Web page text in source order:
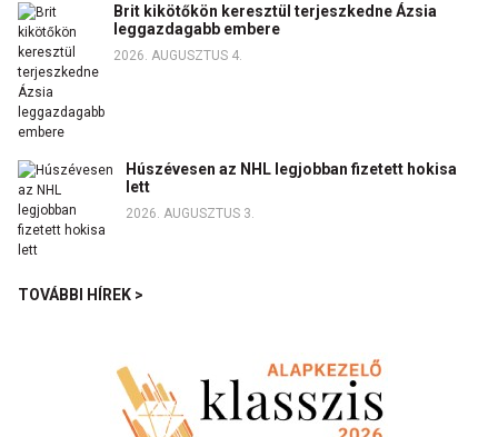
Brit kikötőkön keresztül terjeszkedne Ázsia
leggazdagabb embere
2026. AUGUSZTUS 4.
Húszévesen az NHL legjobban fizetett hokisa
lett
2026. AUGUSZTUS 3.
TOVÁBBI HÍREK >